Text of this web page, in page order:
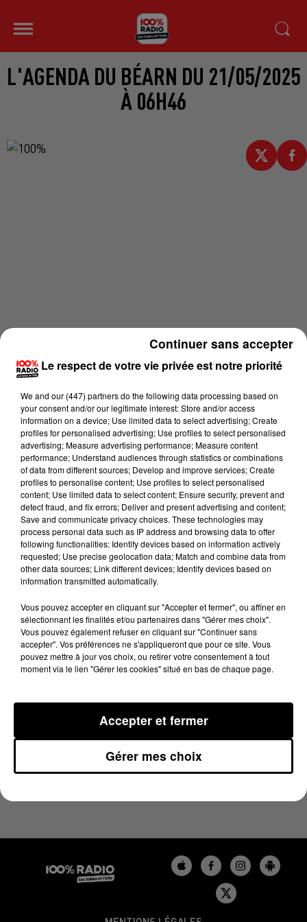
L'AGENDA DU BÉARN DU 21/05/2025
À 06H46
Lecture (1 min 14 sec)
100%
21 mai 2025 - 1 min 14 sec
L'AGENDA DU BÉARN DU 21/05/2025 À 06H46
Le respect de votre vie privée est notre priorité
We and our (447) partnersdo the following data processing based on
your consent and/or our legitimate interest: Store and/or access
information on a device; Use limited data to select advertising; Create
profiles for personalised advertising; Use profiles to select personalised
advertising; Measure advertising performance; Measure content
performance; Understand audiences through statistics or combinations
of data from different sources; Develop and improve services; Create
profiles to personalise content; Use profiles to select personalised
content; Use limited data to select content; Ensure security, prevent and
detect fraud, and fix errors; Deliver and present advertising and content;
Save and communicate privacy choices. These technologies may
process personal data such as IP address and browsing data to offer
following functionalities: Identify devices based on information actively
requested; Use precise geolocation data; Match and combine data from
other data sources; Link different devices; Identify devices based on
information transmitted automatically.
Vous pouvez accepter en cliquant sur "Accepter et fermer", ou affiner en
sélectionnant les finalités et/ou partenaires dans "Gérer mes choix".
Vous pouvez également refuser en cliquant sur "Continuer sans
accepter". Vos préférences ne s'appliqueront que pour ce site. Vous
pouvez mettre à jour vos choix, ou retirer votre consentement à tout
moment via le lien "Gérer les cookies" situé en bas de chaque page.
Gérer mes choix
Accepter et fermer
Continuer sans accepter